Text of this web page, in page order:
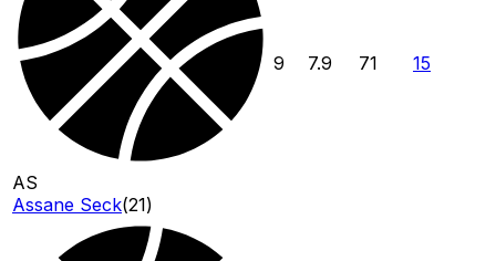
AS
Assane Seck(21)
9 7.9 71 15